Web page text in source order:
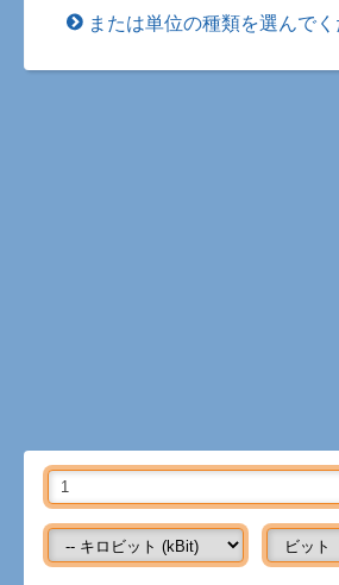
または単位の種類を選んで